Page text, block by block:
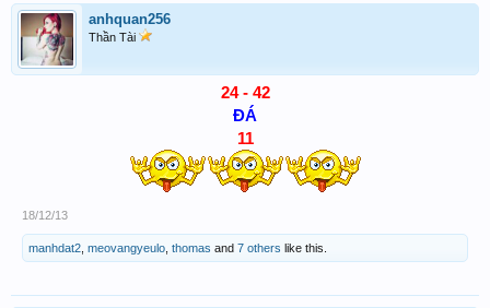
anhquan256
Thần Tài
24 - 42
ĐÁ
11
18/12/13
manhdat2 meovangyeulo thomas and 7 others like this.